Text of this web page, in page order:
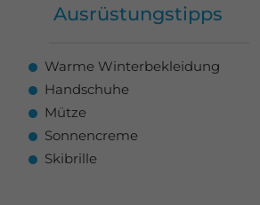
Ausrüstungstipps
Warme Winterbekleidung
Handschuhe
Mütze
Sonnencreme
Skibrille